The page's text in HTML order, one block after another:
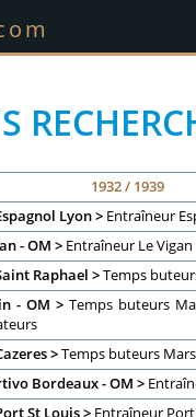
1932 / 1939
Lyon > Entraîneur
- OM > Entraîneur Le Vigan
Raphael >Temps
- OM > Temps buteurs
>Temps buteurs
Bordeaux - OM >
St Louis > Entraîneur